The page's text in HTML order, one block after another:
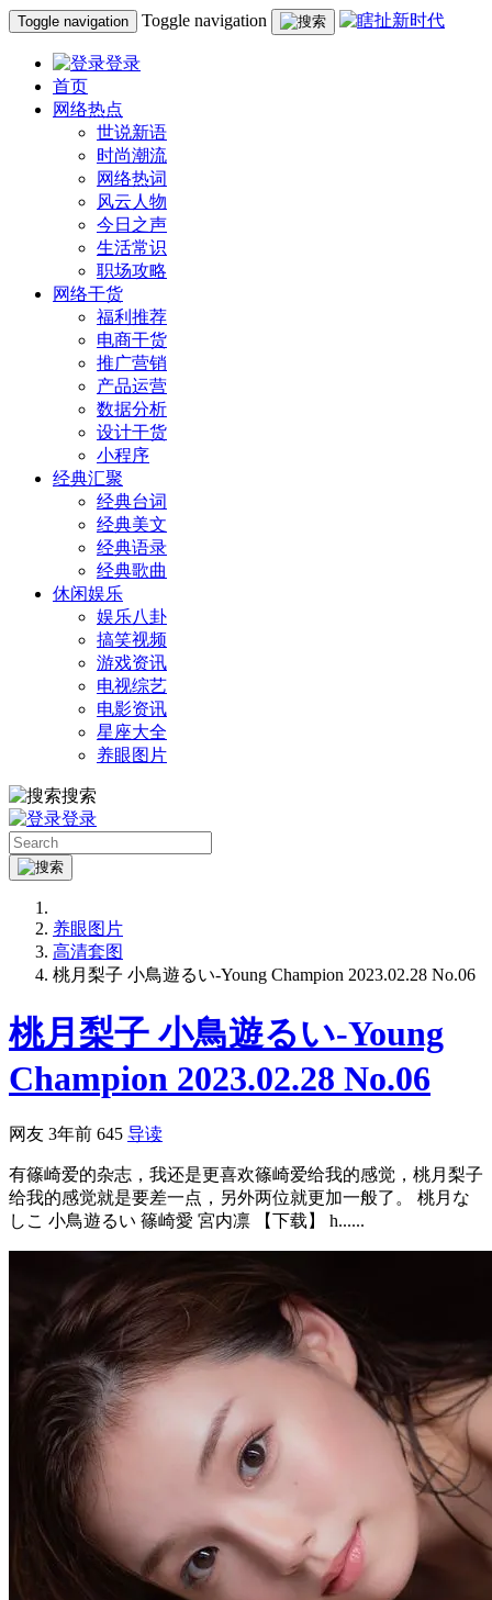
Toggle navigation Toggle navigation
登录
首页
网络热点
世说新语
时尚潮流
网络热词
风云人物
今日之声
生活常识
职场攻略
网络干货
福利推荐
电商干货
推广营销
产品运营
数据分析
设计干货
小程序
经典汇聚
经典台词
经典美文
经典语录
经典歌曲
休闲娱乐
娱乐八卦
搞笑视频
游戏资讯
电视综艺
电影资讯
星座大全
养眼图片
搜索
登录
养眼图片
高清套图
桃月梨子 小鳥遊るい-Young Champion 2023.02.28 No.06
桃月梨子 小鳥遊るい-Young
Champion 2023.02.28 No.06
网友 3年前 645 导读
有篠崎爱的杂志，我还是更喜欢篠崎爱给我的感觉，桃月梨子
给我的感觉就是要差一点，另外两位就更加一般了。 桃月な
しこ 小鳥遊るい 篠崎愛 宮内凛 【下载】 h......